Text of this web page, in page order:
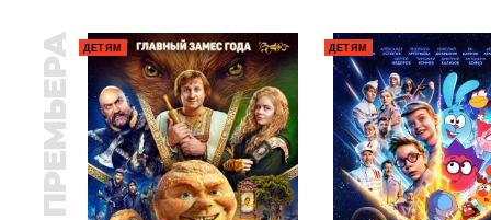
ПРЕМЬЕРА ДЕТЯМ ДЕТЯМ